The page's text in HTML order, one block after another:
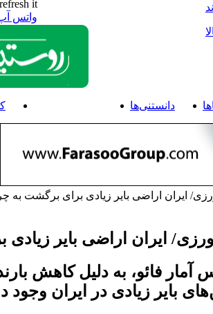
دانستنی‌ها
ایران اراضی بایر زیادی برای برگشت به
ایران اراضی بایر
فائو، به دلیل کاهش
بایر زیادی در ایران
it.
واتس